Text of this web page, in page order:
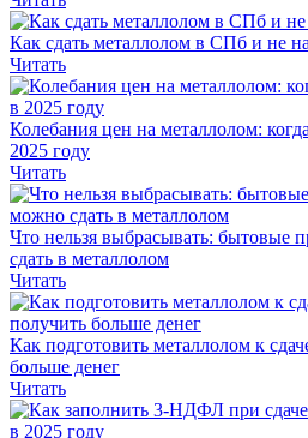
Как сдать металлолом в СПб и не
Читать
Колебания цен на металлолом:
2025 году
Читать
Что нельзя выбрасывать: бытовые
сдать в металлолом
Читать
Как подготовить металлолом к
больше денег
Читать